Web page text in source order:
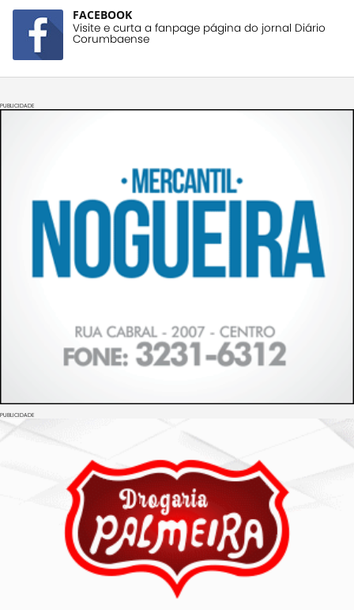
FACEBOOK
Visite e curta a fanpage página do jornal Diário
Corumbaense
PUBLICIDADE
PUBLICIDADE